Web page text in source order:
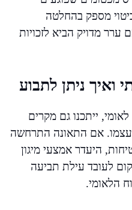
מספק בהחלטה
מדויק הביא לזכויות
ואיך ניתן לתבוע
ייתכנו גם מקרים
אם התאונה התרחשה
היעדר אמצעי מיגון
לעובד עילת תביעה
הלאומי.